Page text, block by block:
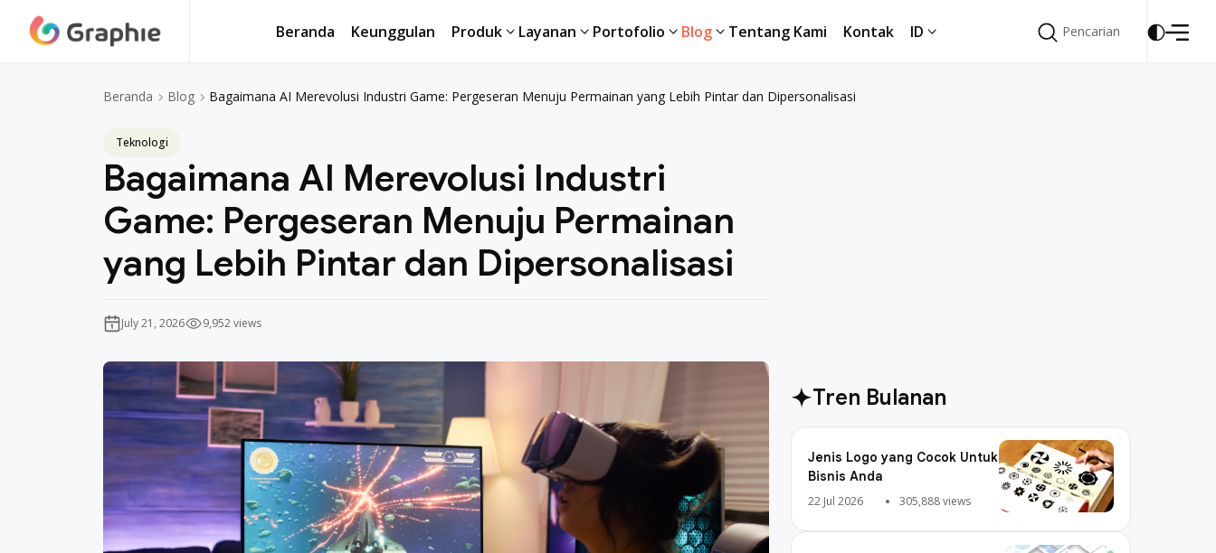
Beranda
Keunggulan
Produk
Layanan
Portofolio
Blog
Tentang Kami
Kontak
ID
Pencarian
Beranda Blog Bagaimana AI Merevolusi Industri Game: Pergeseran Menuju Permainan yang Lebih Pintar dan Dipersonalisasi
Teknologi
Bagaimana AI Merevolusi Industri
Game: Pergeseran Menuju Permainan
yang Lebih Pintar dan Dipersonalisasi
July 21, 2026 9,952 views
Tren Bulanan
Jenis Logo yang Cocok Untuk
Bisnis Anda
22 Jul 2026 305,888 views